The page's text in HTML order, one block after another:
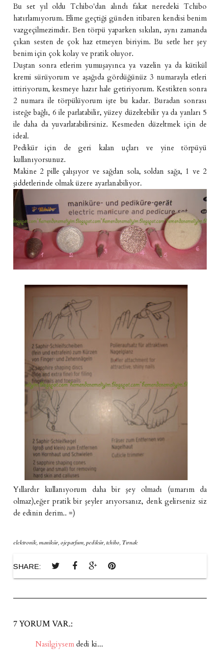
Bu set yıl oldu Tchibo'dan alındı fakat neredeki Tchibo
hatırlamıyorum. Elime geçtiği günden itibaren kendisi benim
vazgeçilmezimdir. Ben törpü yaparken sıkılan, aynı zamanda
çıkan sesten de çok haz etmeyen biriyim. Bu setle her şey
benim için çok kolay ve pratik oluyor.
Duştan sonra etlerim yumuşayınca ya vazelin ya da kütikül
kremi sürüyorum ve aşağıda gördüğünüz 3 numarayla etleri
ittiriyorum, kesmeye hazır hale getiriyorum. Kestikten sonra
2 numara ile törpülüyorum işte bu kadar. Buradan sonrası
isteğe bağlı, 6 ile parlatabilir, yüzey düzeltebilir ya da yanları 5
ile daha da yuvarlatabilirsiniz. Kesmeden düzeltmek için de
ideal.
Pedikür için de geri kalan uçları ve yine törpüyü
kullanıyorsunuz.
Makine 2 pille çalışıyor ve sağdan sola, soldan sağa, 1 ve 2
şiddetlerinde olmak üzere ayarlanabiliyor.
Yıllardır kullanıyorum daha bir şey olmadı (umarım da
olmaz),eğer pratik bir şeyler arıyorsanız, denk gelirseniz siz
de edinin derim.. =)
elektronik, manikür, ojeparfum,pedikür,tchibo, Tırnak
SHARE:
7 YORUM VAR.:
Nasilgiysemdedi ki...